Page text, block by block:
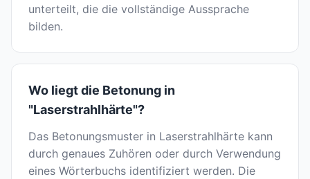
unterteilt, die die vollständige Aussprache
bilden.
Wo liegt die Betonung in
"Laserstrahlhärte"?
Das Betonungsmuster in Laserstrahlhärte kann
durch genaues Zuhören oder durch Verwendung
eines Wörterbuchs identifiziert werden. Die